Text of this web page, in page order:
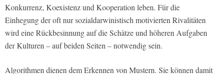
Konkurrenz, Koexistenz und Kooperation leben. Für die
Einhegung der oft nur sozialdarwinistisch motivierten Rivalitäten
wird eine Rückbesinnung auf die Schätze und höheren Aufgaben
der Kulturen – auf beiden Seiten – notwendig sein.
Algorithmen dienen dem Erkennen von Mustern. Sie können damit